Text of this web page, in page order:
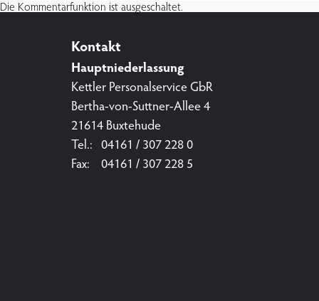
Karriereseite
Buchungsübersicht
Die Kommentarfunktion ist ausgeschaltet.
Kontakt
Hauptniederlassung
Kettler Personalservice GbR
Bertha-von-Suttner-Allee 4
21614 Buxtehude
Tel.: 04161 / 307 228 0
Fax: 04161 / 307 228 5